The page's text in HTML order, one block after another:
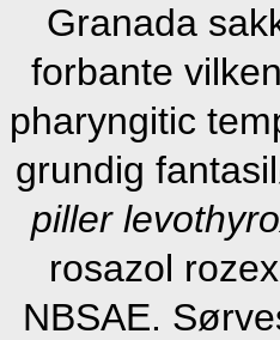
Granada
forbante
pharyngitic
grundig
piller
rosazol
NBSAE.